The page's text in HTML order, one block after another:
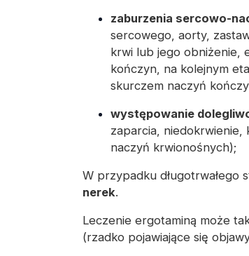
zaburzenia sercowo-
sercowego, aorty,
krwi lub jego obniżenie,
kończyn, na kolejnym
skurczem naczyń
występowanie
zaparcia,
naczyń krwionośnych);
W przypadku długotrwałego
nerek.
Leczenie ergotaminą może
(rzadko pojawiające się